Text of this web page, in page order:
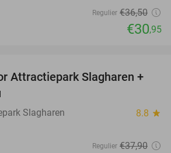
Regulier €36,50
€30,95
41%
Attractiepark Slagharen +
Slagharen 8.8 star
Regulier €37,90